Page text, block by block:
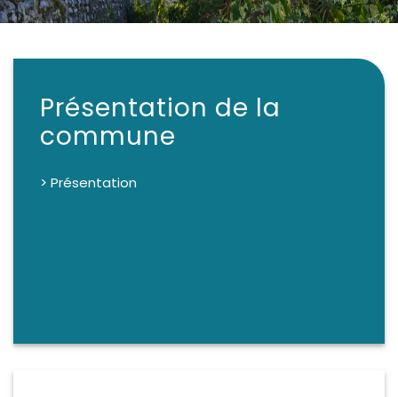
Présentation de la
commune
> Présentation